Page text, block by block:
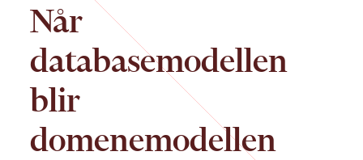
Når
databasemodellen
blir
domenemodellen